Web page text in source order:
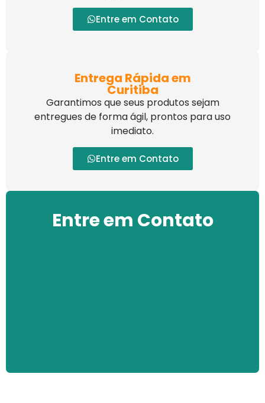
Entre em Contato
Entrega Rápida em
Curitiba
Garantimos que seus produtos sejam
entregues de forma ágil, prontos para uso
imediato.
Entre em Contato
Entre em Contato